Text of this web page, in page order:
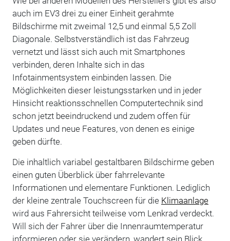
auch im EV3 drei zu einer Einheit gerahmte
Bildschirme mit zweimal 12,5 und einmal 5,5 Zoll
Diagonale. Selbstverständlich ist das Fahrzeug
vernetzt und lässt sich auch mit Smartphones
verbinden, deren Inhalte sich in das
Infotainmentsystem einbinden lassen. Die
Möglichkeiten dieser leistungsstarken und in jeder
Hinsicht reaktionsschnellen Computertechnik sind
schon jetzt beeindruckend und zudem offen für
Updates und neue Features, von denen es einige
geben dürfte.
Die inhaltlich variabel gestaltbaren Bildschirme geben
einen guten Überblick über fahrrelevante
Informationen und elementare Funktionen. Lediglich
der kleine zentrale Touchscreen für die Klimaanlage
wird aus Fahrersicht teilweise vom Lenkrad verdeckt.
Will sich der Fahrer über die Innenraumtemperatur
informieren oder sie verändern, wandert sein Blick